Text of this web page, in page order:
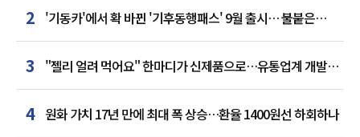
2 '기동카'에서 확 바뀐 '기후동행패스' 9월 출시… 불붙은
카드사 경쟁
3
"젤리 얼려 먹어요" 한마디가 신제품으로…유통업계 개발실
된 SNS
4 원화 가치 17년 만에 최대 폭 상승…환율 1400원선 하회하나